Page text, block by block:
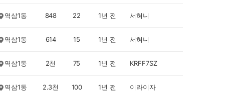
역삼1동 848 22 1년 전 서혀니
역삼1동 614 15 1년 전 서혀니
역삼1동 2천 75 1년 전 KRFF7SZ
역삼1동 2.3천 100 1년 전 이라이자